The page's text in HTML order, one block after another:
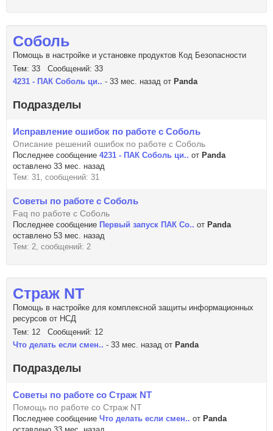
Соболь
Помощь в настройке и установке продуктов Код Безопасности
Тем: 33 Сообщений: 33
4231 - ПАК Соболь ци.. - 33 мес. назад от Panda
Подразделы
Исправление ошибок по работе с Соболь
Описание решений ошибок по работе с Соболь
Последнее сообщение 4231 - ПАК Соболь ци.. от Panda
оставлено 33 мес. назад
Тем: 31, сообщений: 31
Советы по работе с Соболь
Faq по работе с Соболь
Последнее сообщение Первый запуск ПАК Со.. от Panda
оставлено 53 мес. назад
Тем: 2, сообщений: 2
Страж NT
Помощь в настройке для комплексной защиты информационных
ресурсов от НСД
Тем: 12 Сообщений: 12
Что делать если смен.. - 33 мес. назад от Panda
Подразделы
Советы по работе со Страж NT
Помощь по работе со Страж NT
Последнее сообщение Что делать если смен.. от Panda